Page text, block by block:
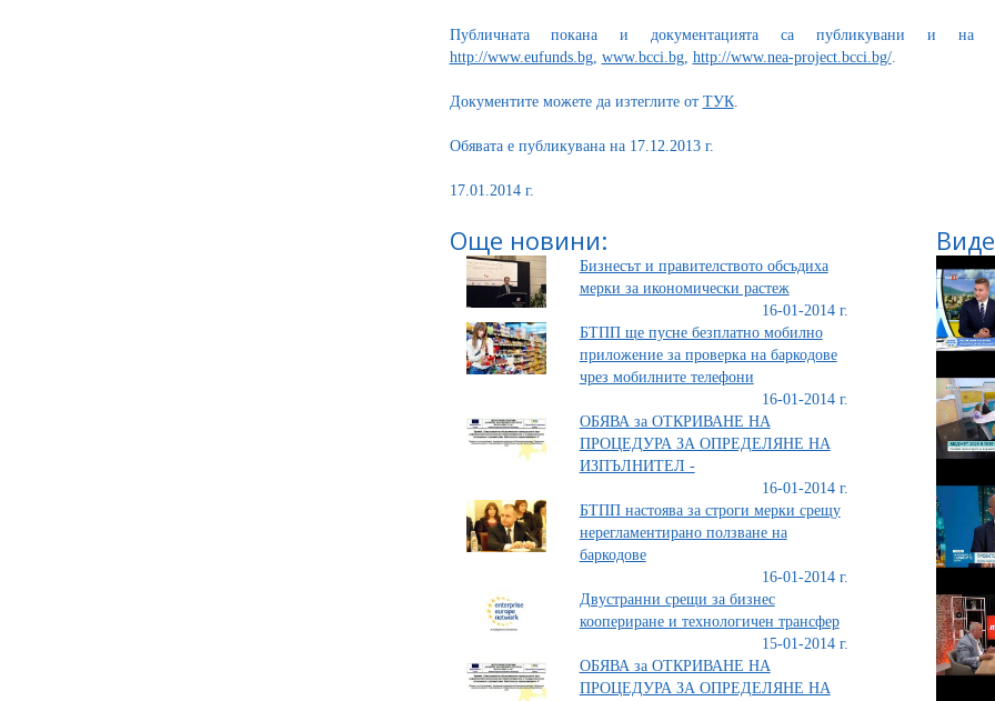
Публичната покана и документацията са публикувани и на
http://www.eufunds.bg, www.bcci.bg, http://www.nea-project.bcci.bg/.
Документите можете да изтеглите от ТУК.
Обявата е публикувана на 17.12.2013 г.
17.01.2014 г.
Още новини:
Бизнесът и правителството обсъдиха
мерки за икономически растеж
16-01-2014 г.
БТПП ще пусне безплатно мобилно
приложение за проверка на баркодове
чрез мобилните телефони
16-01-2014 г.
ОБЯВА за ОТКРИВАНЕ НА
ПРОЦЕДУРА ЗА ОПРЕДЕЛЯНЕ НА
ИЗПЪЛНИТЕЛ -
16-01-2014 г.
БТПП настоява за строги мерки срещу
нерегламентирано ползване на
баркодове
16-01-2014 г.
Двустранни срещи за бизнес
коопериране и технологичен трансфер
15-01-2014 г.
ОБЯВА за ОТКРИВАНЕ НА
ПРОЦЕДУРА ЗА ОПРЕДЕЛЯНЕ НА